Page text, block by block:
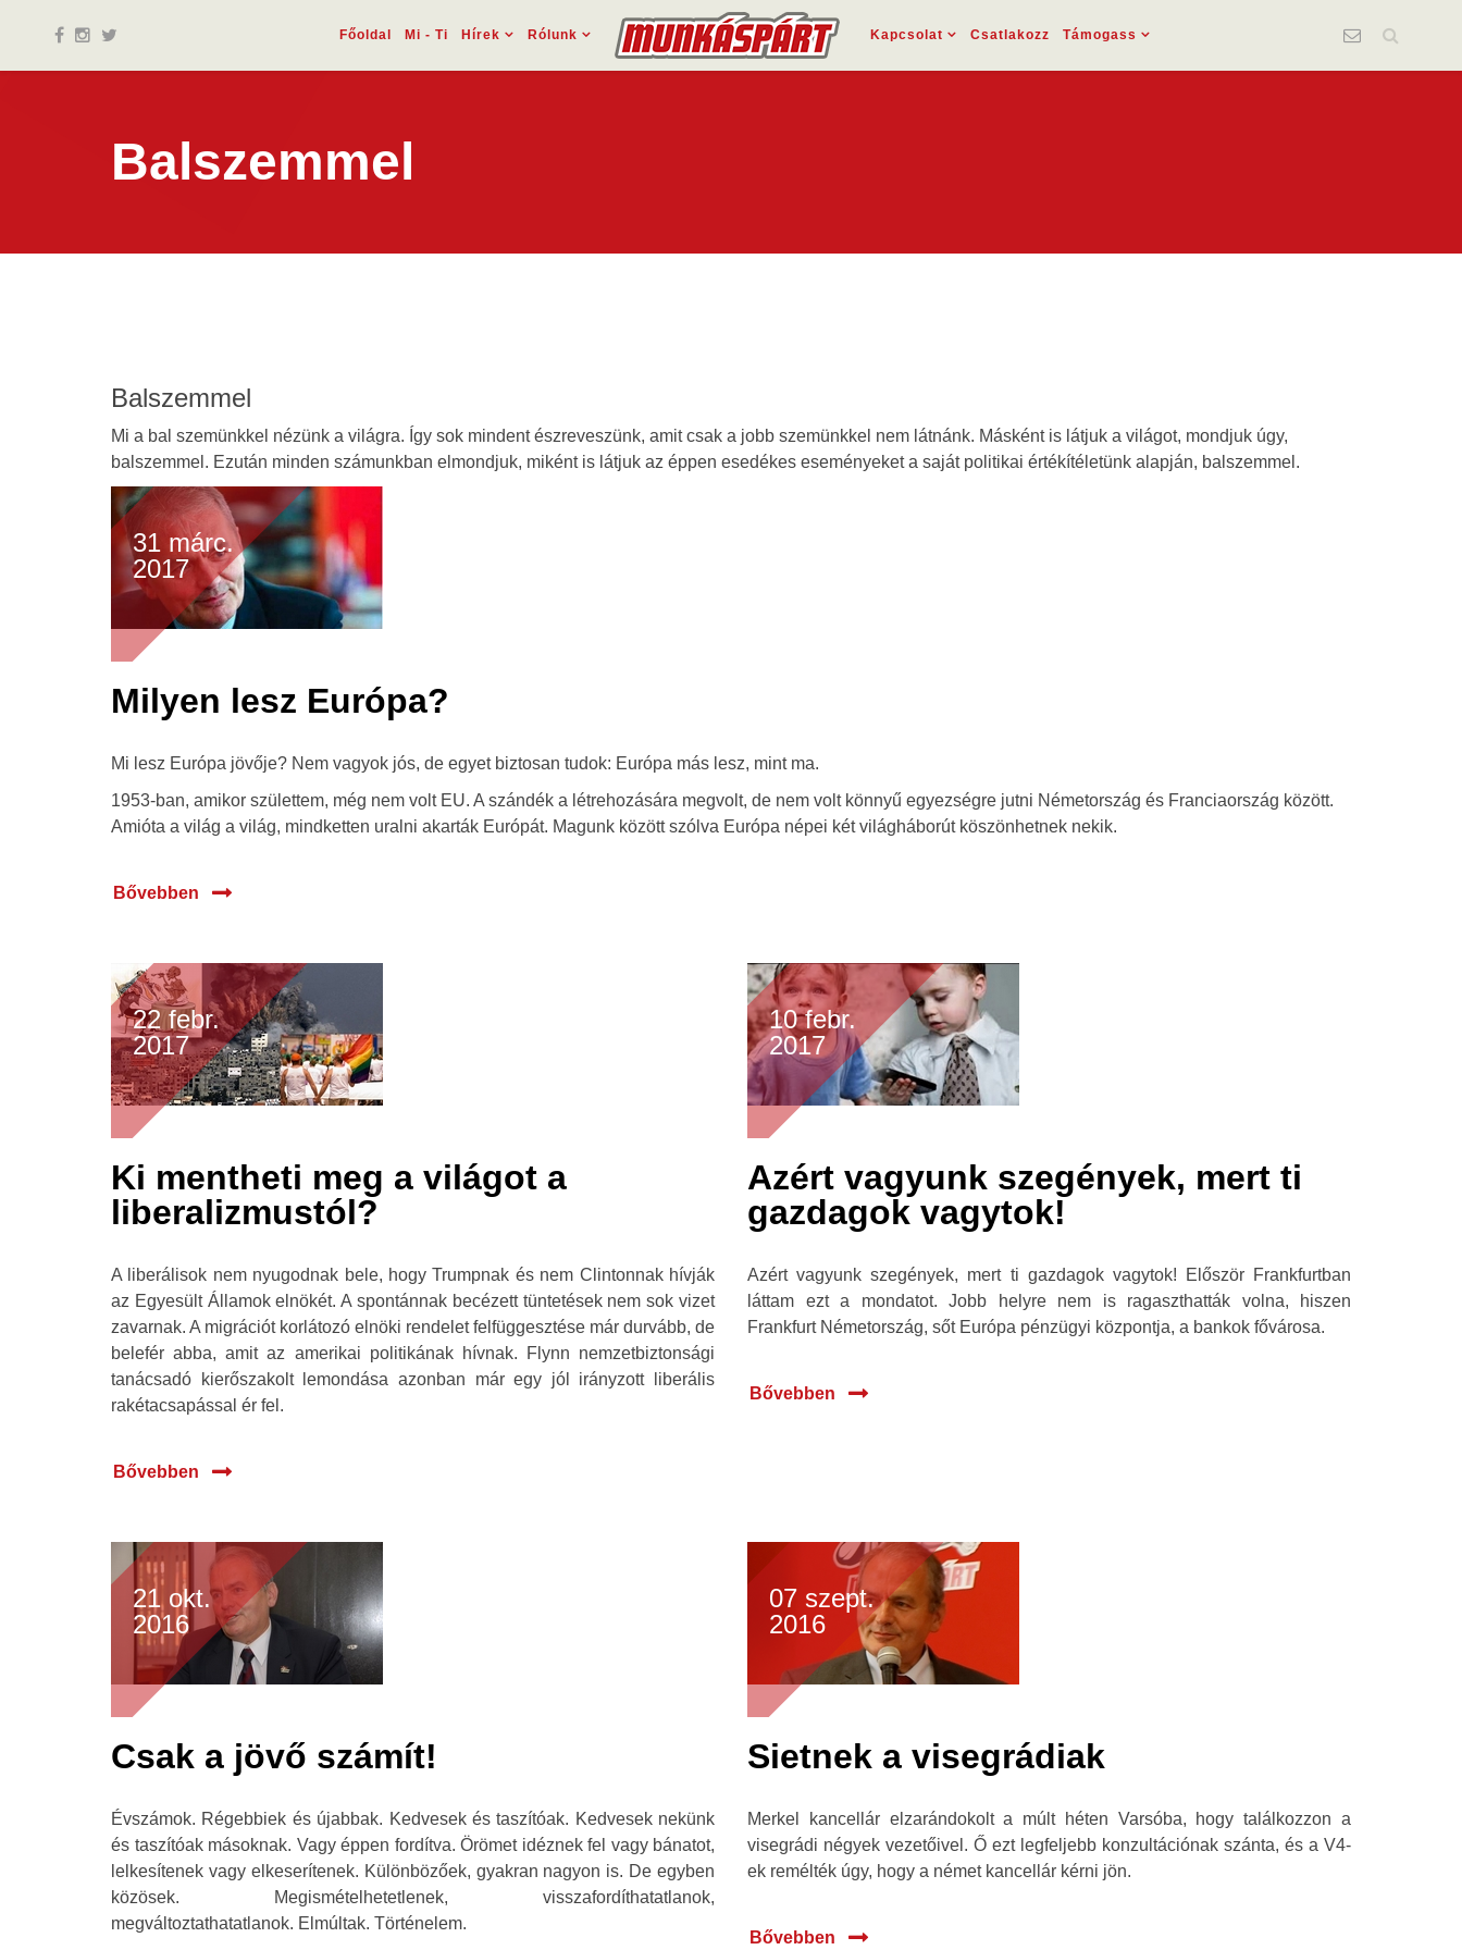
Főoldal Mi - Ti Hírek Rólunk Kapcsolat Csatlakozz Támogass
Balszemmel
Balszemmel
Mi a bal szemünkkel nézünk a világra. Így sok mindent észreveszünk, amit csak a jobb szemünkkel nem látnánk. Másként is látjuk a világot, mondjuk úgy,
balszemmel. Ezután minden számunkban elmondjuk, miként is látjuk az éppen esedékes eseményeket a saját politikai értékítéletünk alapján, balszemmel.
31 márc.
2017
Milyen lesz Európa?
Mi lesz Európa jövője? Nem vagyok jós, de egyet biztosan tudok: Európa más lesz, mint ma.
1953-ban, amikor születtem, még nem volt EU. A szándék a létrehozására megvolt, de nem volt könnyű egyezségre jutni Németország és Franciaország között.
Amióta a világ a világ, mindketten uralni akarták Európát. Magunk között szólva Európa népei két világháborút köszönhetnek nekik.
Bővebben
22 febr.
2017
Ki mentheti meg a világot a
liberalizmustól?
A liberálisok nem nyugodnak bele, hogy Trumpnak és nem Clintonnak hívják
az Egyesült Államok elnökét. A spontánnak becézett tüntetések nem sok vizet
zavarnak. A migrációt korlátozó elnöki rendelet felfüggesztése már durvább, de
belefér abba, amit az amerikai politikának hívnak. Flynn nemzetbiztonsági
tanácsadó kierőszakolt lemondása azonban már egy jól irányzott liberális
rakétacsapással ér fel.
Bővebben
10 febr.
2017
Azért vagyunk szegények, mert ti
gazdagok vagytok!
Azért vagyunk szegények, mert ti gazdagok vagytok! Először Frankfurtban
láttam ezt a mondatot. Jobb helyre nem is ragaszthatták volna, hiszen
Frankfurt Németország, sőt Európa pénzügyi központja, a bankok fővárosa.
Bővebben
21 okt.
2016
Csak a jövő számít!
Évszámok. Régebbiek és újabbak. Kedvesek és taszítóak. Kedvesek nekünk
és taszítóak másoknak. Vagy éppen fordítva. Örömet idéznek fel vagy bánatot,
lelkesítenek vagy elkeserítenek. Különbözőek, gyakran nagyon is. De egyben
közösek. Megismételhetetlenek, visszafordíthatatlanok,
megváltoztathatatlanok. Elmúltak. Történelem.
07 szept.
2016
Sietnek a visegrádiak
Merkel kancellár elzarándokolt a múlt héten Varsóba, hogy találkozzon a
visegrádi négyek vezetőivel. Ő ezt legfeljebb konzultációnak szánta, és a V4-
ek remélték úgy, hogy a német kancellár kérni jön.
Bővebben